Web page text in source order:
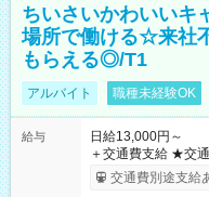
ちいさいかわいいキ
場所で働ける☆来社
もらえる◎/T1
アルバイト 職種未経験OK
給与
日給13,000円～
＋交通費支給 ★交通費全額支給！ ┗案件により規定あり ★日払
いOK！（規定あり
ンビニATMから 日払い分
交通費別途支給